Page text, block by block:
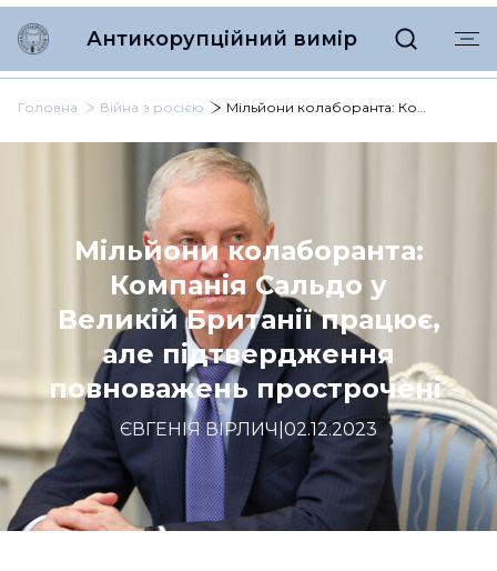
Антикорупційний вимір
Головна Війна з росією Мільйони колаборанта: Компанія Сальдо у Великій Британії працює, але підтвердження повноважень прострочені
Мільйони колаборанта:
Компанія Сальдо у
Великій Британії працює,
але підтвердження
повноважень прострочені
ЄВГЕНІЯ ВІРЛИЧ 02.12.2023